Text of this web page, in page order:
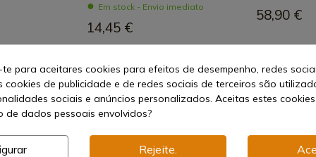
Em stock - Envio imediato
14,45 €
58,90 €
para aceitares cookies para efeitos de desempenho, redes
cookies de publicidade e de redes sociais de terceiros são
sociais e anúncios personalizados. Aceitas estes
de dados pessoais envolvidos?
Rejeite.